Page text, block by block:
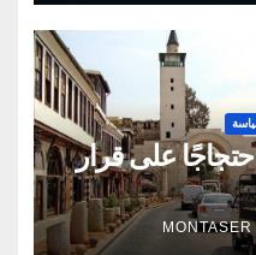
على قرار